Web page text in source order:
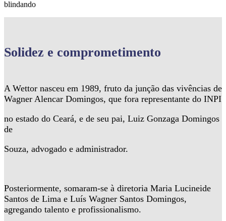
blindando
Solidez e comprometimento
A Wettor nasceu em 1989, fruto da junção das vivências de
Wagner Alencar Domingos, que fora representante do INPI
no estado do Ceará, e de seu pai, Luiz Gonzaga Domingos
de
Souza, advogado e administrador.
Posteriormente, somaram-se à diretoria Maria Lucineide
Santos de Lima e Luís Wagner Santos Domingos,
agregando talento e profissionalismo.